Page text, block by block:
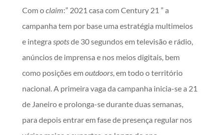
Com oclaim:” 2021 casa com Century 21 ” a
campanha tem por base uma estratégia multimeios
e integra spotsde 30 segundos em televisão e rádio,
anúncios de imprensa e nos meios digitais, bem
como posições emoutdoors, em todo o território
nacional. A primeira vaga da campanha inicia-se a 21
de Janeiro e prolonga-se durante duas semanas,
para depois entrar em fase de presença regular nos